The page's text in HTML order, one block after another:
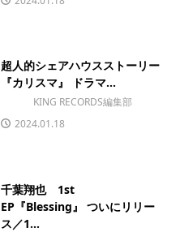
超人的シェアハウスストーリー
『カリスマ』 ドラマ...
KING RECORDS編集部
2024.01.18
千葉翔也 1st
EP『Blessing』 ついにリリー
ス／1...